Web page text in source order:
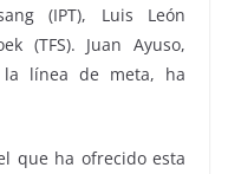
(IPT), Luis León
(TFS). Juan Ayuso,
línea de meta, ha
que ha ofrecido esta